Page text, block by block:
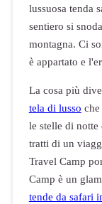
lussuosa tenda
sentiero si
montagna. Ci
è appartato e
La cosa più
tela di lusso
le stelle di
tratti di un
Travel Camp
Camp è un
tende da safari